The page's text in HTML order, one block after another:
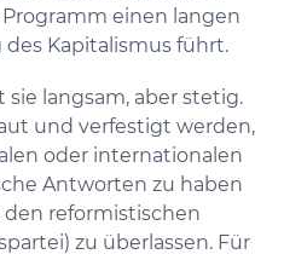
einen langen
Kapitalismus führt.
langsam, aber stetig.
und verfestigt werden,
oder internationalen
Antworten zu haben
reformistischen
zu überlassen. Für